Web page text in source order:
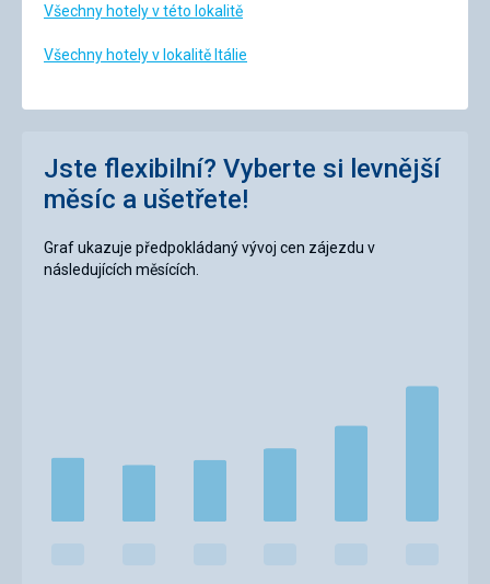
Všechny hotely v této lokalitě
Všechny hotely v lokalitě Itálie
Jste flexibilní? Vyberte si levnější
měsíc a ušetřete!
Graf ukazuje předpokládaný vývoj cen zájezdu v
následujících měsících.